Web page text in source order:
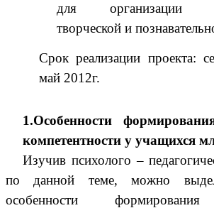
для организации
творческой и
Срок реализации проекта:
май 2012г.
1.Особенности
компетентности у учащихся
Изучив психолого –
по данной теме, можно
особенности формирования